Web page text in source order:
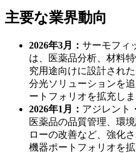
主要な業界動向
2026年3月： サーモフィ
は、医薬品分析、材料
究用途向けに設計され
分光ソリューションを
ートフォリオを拡充しま
2026年1月： アジレント
医薬品の品質管理、環
ローの改善など、強化
機器ポートフォリオを拡